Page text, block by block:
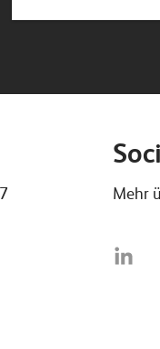
Mehr